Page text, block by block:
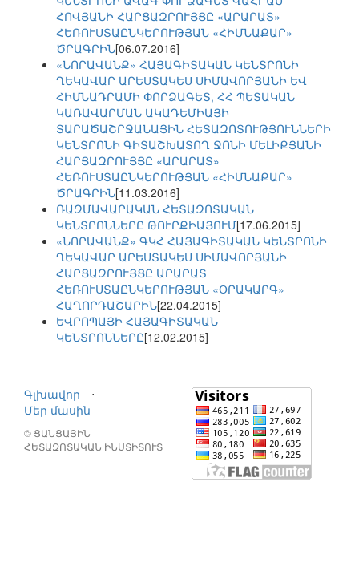
ՀՈՎՅԱՆԻ ՀԱՐՑԱԶՐՈՒՅՑԸ «ԱՐԱՐԱՏ»
ՀԵՌՈՒՍՏԱԸՆԿԵՐՈՒԹՅԱՆ «ՀԻՄՆԱՔԱՐ»
ԾՐԱԳՐԻՆ[06.07.2016]
«ՆՈՐԱՎԱՆՔ» ՀԱՅԱԳԻՏԱԿԱՆ ԿԵՆՏՐՈՆԻ
ՂԵԿԱՎԱՐ ԱՐԵՍՏԱԿԵՍ ՍԻՄԱՎՈՐՅԱՆԻ ԵՎ
ՀԻՄՆԱԴՐԱՄԻ ՓՈՐՁԱԳԵՏ, ՀՀ ՊԵՏԱԿԱՆ
ԿԱՌԱՎԱՐՄԱՆ ԱԿԱԴԵՄԻԱՅԻ
ՏԱՐԱԾԱՇՐՋԱՆԱՅԻՆ ՀԵՏԱԶՈՏՈՒԹՅՈՒՆՆԵՐԻ
ԿԵՆՏՐՈՆԻ ԳԻՏԱՇԽԱՏՈՂ ՋՈՆԻ ՄԵԼԻՔՅԱՆԻ
ՀԱՐՑԱԶՐՈՒՅՑԸ «ԱՐԱՐԱՏ»
ՀԵՌՈՒՍՏԱԸՆԿԵՐՈՒԹՅԱՆ «ՀԻՄՆԱՔԱՐ»
ԾՐԱԳՐԻՆ[11.03.2016]
ՌԱԶՄԱՎԱՐԱԿԱՆ ՀԵՏԱԶՈՏԱԿԱՆ
ԿԵՆՏՐՈՆՆԵՐԸ ԹՈՒՐՔԻԱՅՈՒՄ[17.06.2015]
«ՆՈՐԱՎԱՆՔ» ԳԿՀ ՀԱՅԱԳԻՏԱԿԱՆ ԿԵՆՏՐՈՆԻ
ՂԵԿԱՎԱՐ ԱՐԵՍՏԱԿԵՍ ՍԻՄԱՎՈՐՅԱՆԻ
ՀԱՐՑԱԶՐՈՒՅՑԸ ԱՐԱՐԱՏ
ՀԵՌՈՒՍՏԱԸՆԿԵՐՈՒԹՅԱՆ «ՕՐԱԿԱՐԳ»
ՀԱՂՈՐԴԱՇԱՐԻՆ[22.04.2015]
ԵՎՐՈՊԱՅԻ ՀԱՅԱԳԻՏԱԿԱՆ
ԿԵՆՏՐՈՆՆԵՐԸ[12.02.2015]
Գլխավոր
⋅
Մեր մասին
© ՑԱՆՑԱՅԻՆ
ՀԵՏԱԶՈՏԱԿԱՆ ԻՆՍՏԻՏՈՒՏ